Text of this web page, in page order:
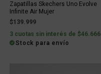
Zapatillas Skechers Uno Evolve
Infinite Air Mujer
$139.999
3 cuotas sin interés de $46.666
Stock para envío